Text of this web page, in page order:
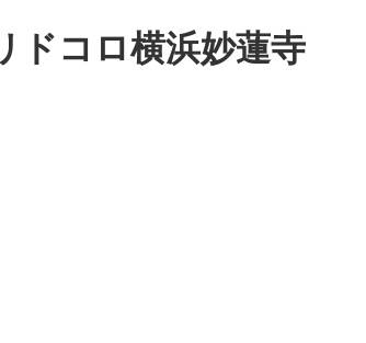
ドコロ横浜妙蓮寺